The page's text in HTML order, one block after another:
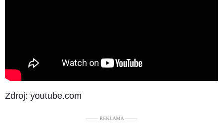
Zdroj: youtube.com
––––– REKLAMA –––––